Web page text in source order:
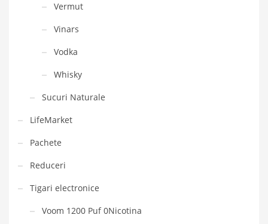
Vermut
Vinars
Vodka
Whisky
Sucuri Naturale
LifeMarket
Pachete
Reduceri
Tigari electronice
Voom 1200 Puf 0Nicotina